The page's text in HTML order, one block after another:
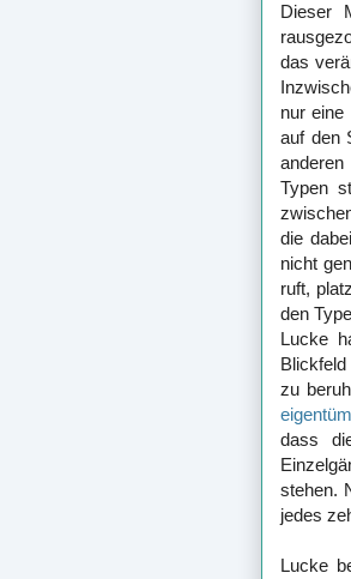
Dieser
das
nur eine
auf den
Typen
die
nicht
ruft,
den
Lucke
zu
dass
stehen.
jedes
Lucke